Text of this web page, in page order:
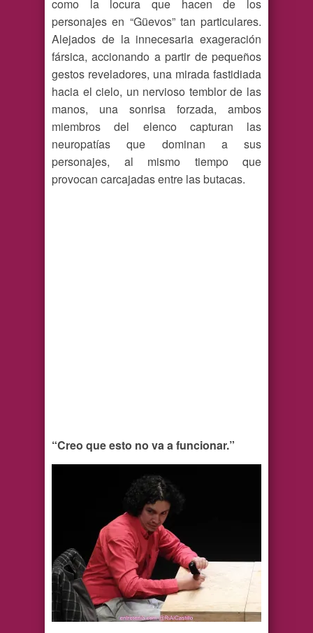
como la locura que hacen de los
personajes en “Güevos” tan particulares.
Alejados de la innecesaria exageración
fársica, accionando a partir de pequeños
gestos reveladores, una mirada fastidiada
hacia el cielo, un nervioso temblor de las
manos, una sonrisa forzada, ambos
miembros del elenco capturan las
neuropatías que dominan a sus
personajes, al mismo tiempo que
provocan carcajadas entre las butacas.
“Creo que esto no va a funcionar.”